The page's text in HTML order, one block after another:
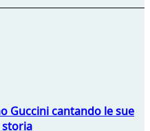
Guccini cantando le sue
storia